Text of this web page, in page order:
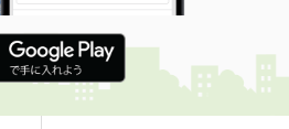
町
万円
奈川県横浜市港北区小机町